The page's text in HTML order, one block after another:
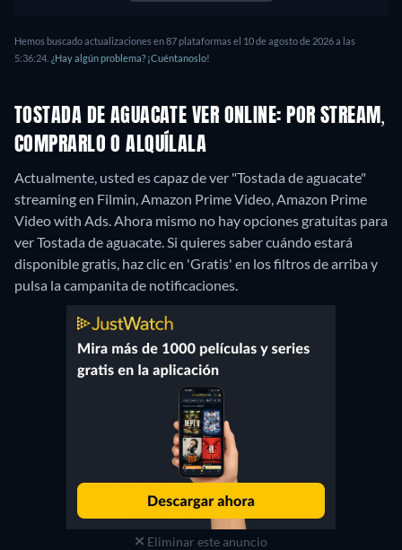
Hemos buscado actualizaciones en 87 plataformas el 10 de agosto de 2026 a las
5:36:24. ¿Hay algún problema? ¡Cuéntanoslo!
TOSTADA DE AGUACATE VER ONLINE: POR STREAM,
COMPRARLO O ALQUÍLALA
Actualmente, usted es capaz de ver "Tostada de aguacate"
streaming en Filmin, Amazon Prime Video, Amazon Prime
Video with Ads. Ahora mismo no hay opciones gratuitas para
ver Tostada de aguacate. Si quieres saber cuándo estará
disponible gratis, haz clic en 'Gratis' en los filtros de arriba y
pulsa la campanita de notificaciones.
Eliminar este anuncio